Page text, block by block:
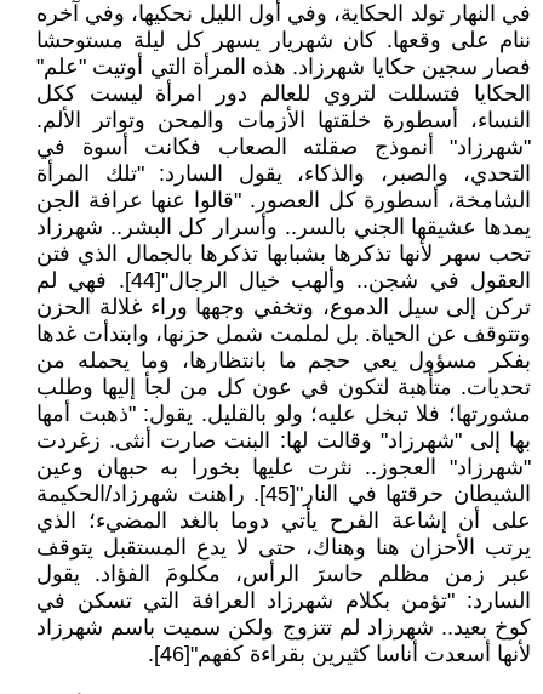
في النهار تولد الحكاية، وفي أول الليل نحكيها، وفي آخره
ننام على وقعها. كان شهريار يسهر كل ليلة مستوحشا
فصار سجين حكايا شهرزاد. هذه المرأة التي أوتيت "علم"
الحكايا فتسللت لتروي للعالم دور امرأة ليست ككل
النساء، أسطورة خلقتها الأزمات والمحن وتواتر الألم.
"شهرزاد" أنموذج صقلته الصعاب فكانت أسوة في
التحدي، والصبر، والذكاء، يقول السارد: "تلك المرأة
الشامخة، أسطورة كل العصور. "قالوا عنها عرافة الجن
يمدها عشيقها الجني بالسر.. وأسرار كل البشر.. شهرزاد
تحب سهر لأنها تذكرها بشبابها تذكرها بالجمال الذي فتن
العقول في شجن.. وألهب خيال الرجال"[44]. فهي لم
تركن إلى سيل الدموع، وتخفي وجهها وراء غلالة الحزن
وتتوقف عن الحياة. بل لملمت شمل حزنها، وابتدأت غدها
بفكر مسؤول يعي حجم ما بانتظارها، وما يحمله من
تحديات. متأهبة لتكون في عون كل من لجأ إليها وطلب
مشورتها؛ فلا تبخل عليه؛ ولو بالقليل. يقول: "ذهبت أمها
بها إلى "شهرزاد" وقالت لها: البنت صارت أنثى. زغردت
"شهرزاد" العجوز.. نثرت عليها بخورا به حبهان وعين
الشيطان حرقتها في النار"[45]. راهنت شهرزاد/الحكيمة
على أن إشاعة الفرح يأتي دوما بالغد المضيء؛ الذي
يرتب الأحزان هنا وهناك، حتى لا يدع المستقبل يتوقف
عبر زمن مظلم حاسرَ الرأس، مكلومَ الفؤاد. يقول
السارد: "تؤمن بكلام شهرزاد العرافة التي تسكن في
كوخ بعيد.. شهرزاد لم تتزوج ولكن سميت باسم شهرزاد
لأنها أسعدت أناسا كثيرين بقراءة كفهم"[46].